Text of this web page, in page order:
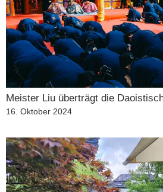
Meister Liu überträgt die
Veröffentlicht
16. Oktober 2024